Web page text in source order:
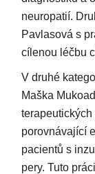
neuropatií.
Pavlasová s
cílenou léčbu
V druhé
Maška
porovnávající
pacientů s
pery. Tuto